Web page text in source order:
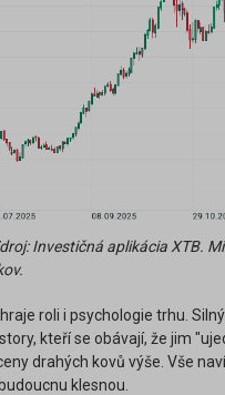
Investičná aplikácia XTB.
roli i psychologie trhu.
kteří se obávají, že jim
drahých kovů výše. Vše
klesnou.